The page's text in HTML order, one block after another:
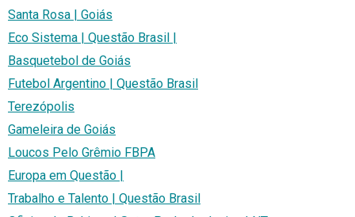
Santa Rosa | Goiás
Eco Sistema | Questão Brasil |
Basquetebol de Goiás
Futebol Argentino | Questão Brasil
Terezópolis
Gameleira de Goiás
Loucos Pelo Grêmio FBPA
Europa em Questão |
Trabalho e Talento | Questão Brasil